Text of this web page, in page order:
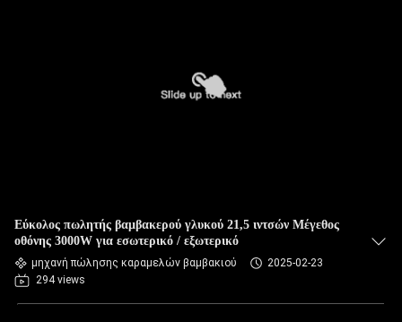
Εύκολος πωλητής βαμβακερού γλυκού 21,5 ιντσών Μέγεθος
οθόνης 3000W για εσωτερικό / εξωτερικό
μηχανή πώλησης καραμελών βαμβακιού
2025-02-23
294 views